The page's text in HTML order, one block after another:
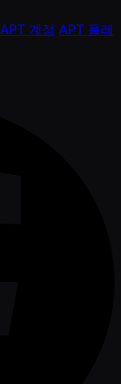
APT 계정 APT 플레